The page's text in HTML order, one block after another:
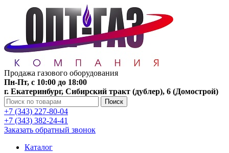
Продажа газового оборудования
Пн-Пт, с 10:00 до 18:00
г. Екатеринбург, Сибирский тракт (дублер), 6 (Домострой)
Поиск
+7 (343) 227-80-04
+7 (343) 382-24-41
Заказать обратный звонок
Каталог